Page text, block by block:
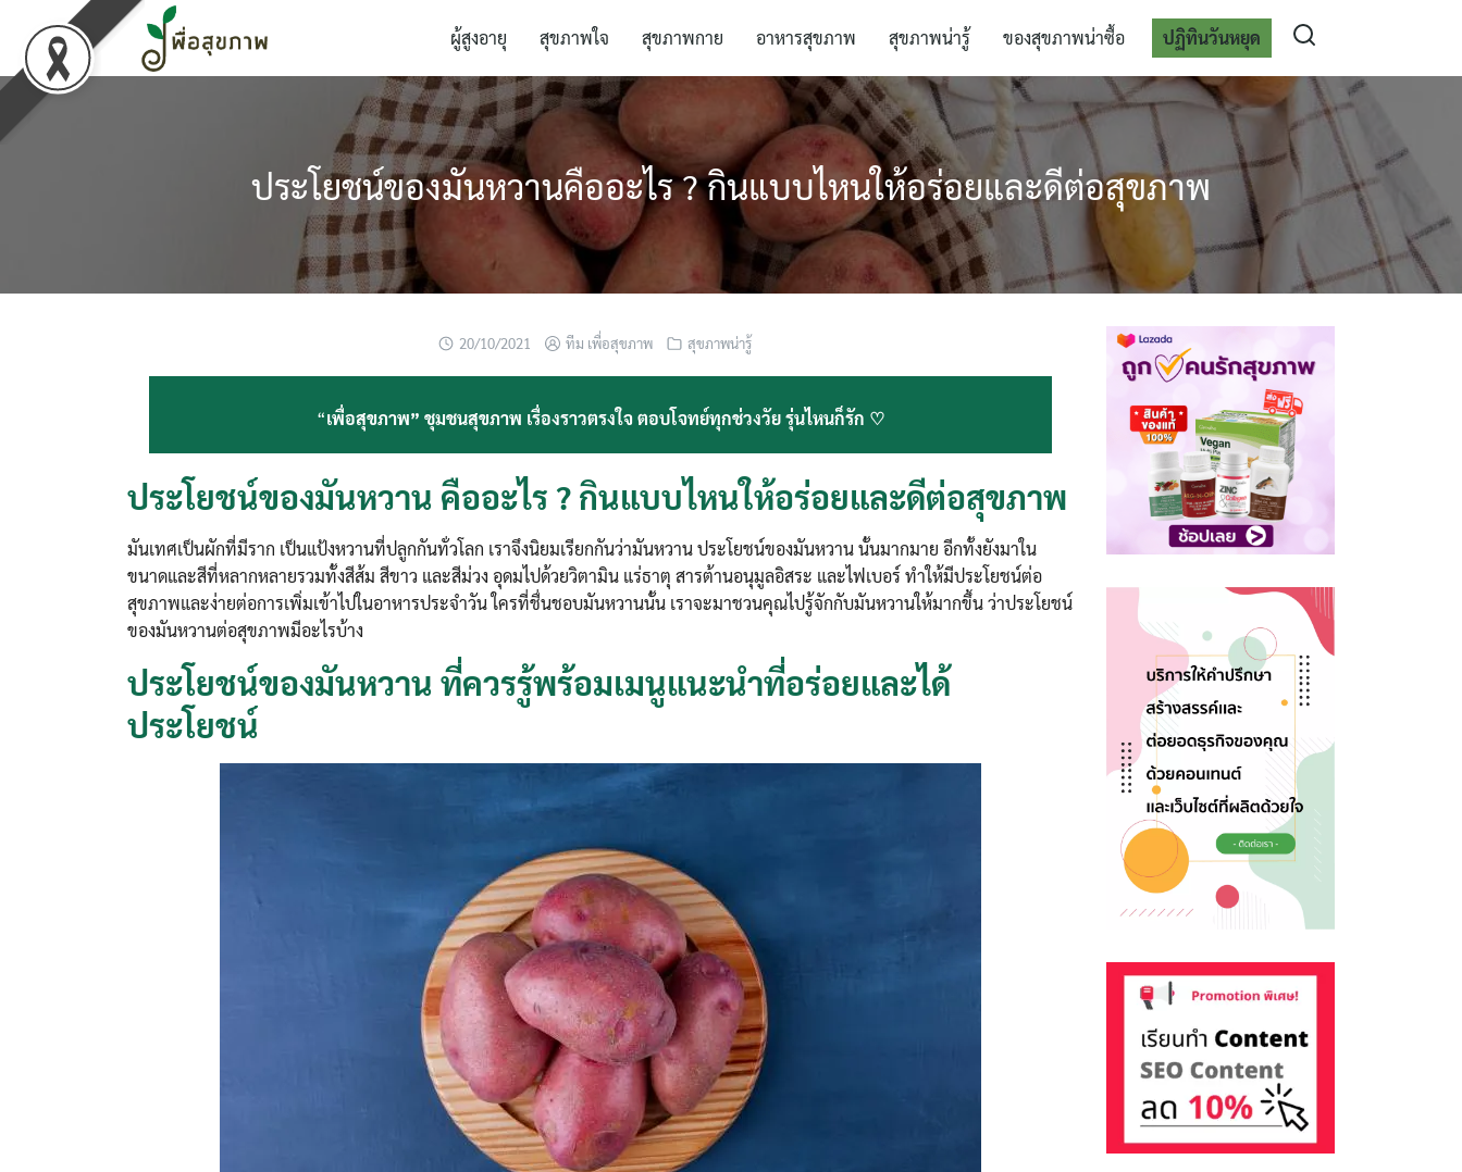
content
ผู้สูงอายุ สุขภาพใจ สุขภาพกาย อาหารสุขภาพ สุขภาพน่ารู้ ของสุขภาพน่าซื้อ ปฏิทินวันหยุด
ประโยชน์ของมันหวานคืออะไร ? กินแบบไหนให้อร่อยและดีต่อสุขภาพ
20/10/2021 ทีม เพื่อสุขภาพ สุขภาพน่ารู้
“เพื่อสุขภาพ” ชุมชนสุขภาพ เรื่องราวตรงใจ ตอบโจทย์ทุกช่วงวัย รุ่นไหนก็รัก ♡
ประโยชน์ของมันหวาน คืออะไร ? กินแบบไหนให้อร่อยและดีต่อสุขภาพ
มันเทศเป็นผักที่มีราก เป็นแป้งหวานที่ปลูกกันทั่วโลก เราจึงนิยมเรียกกันว่ามันหวาน ประโยชน์ของมันหวาน นั้นมากมาย อีกทั้งยังมาใน
ขนาดและสีที่หลากหลายรวมทั้งสีส้ม สีขาว และสีม่วง อุดมไปด้วยวิตามิน แร่ธาตุ สารต้านอนุมูลอิสระ และไฟเบอร์ ทำให้มีประโยชน์ต่อ
สุขภาพและง่ายต่อการเพิ่มเข้าไปในอาหารประจำวัน ใครที่ชื่นชอบมันหวานนั้น เราจะมาชวนคุณไปรู้จักกับมันหวานให้มากขึ้น ว่าประโยชน์
ของมันหวานต่อสุขภาพมีอะไรบ้าง
ประโยชน์ของมันหวาน ที่ควรรู้พร้อมเมนูแนะนำที่อร่อยและได้
ประโยชน์